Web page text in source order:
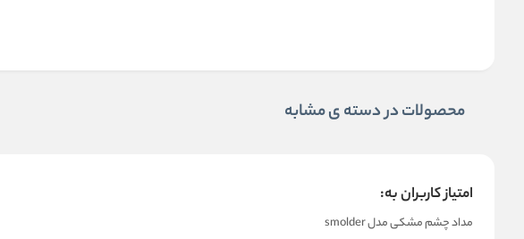
محصولات در دسته ی مشابه
امتیاز کاربران به:
مداد چشم مشکی مدل smolder